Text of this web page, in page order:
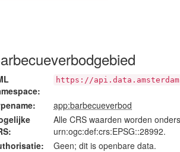
https://
app:barbecueverbod
Alle CRS waarden worden
urn:ogc:def:crs:EPSG::28992.
Geen; dit is openbare data.